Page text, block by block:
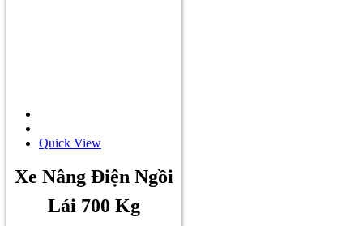
Quick View
Xe Nâng Điện Ngồi
Lái 700 Kg